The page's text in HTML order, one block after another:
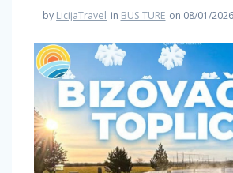
by LicijaTravel in BUS TURE on 08/01/2026